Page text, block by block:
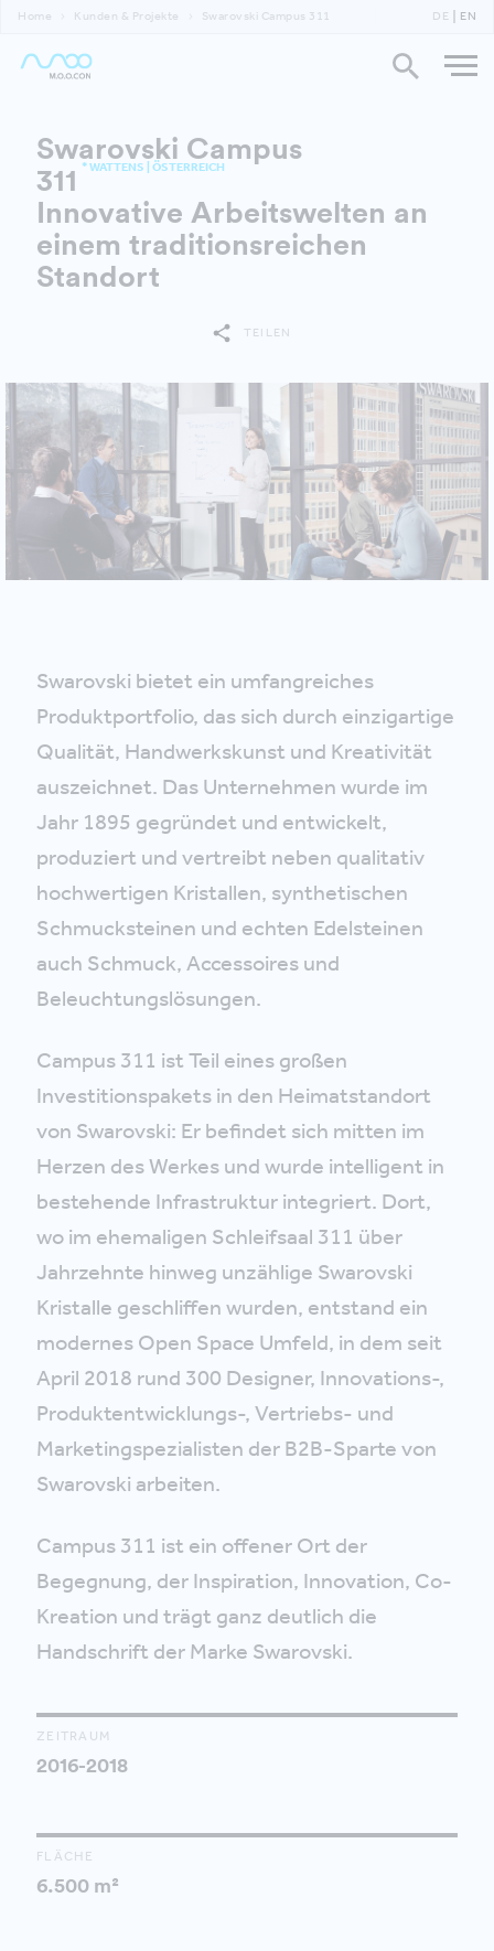
Home Kunden & Projekte Swarovski Campus 311 DE EN
Swarovski Campus
311 * WATTENS | ÖSTERREICH
Innovative Arbeitswelten an
einem traditionsreichen
Standort
TEILEN
Swarovski bietet ein umfangreiches
Produktportfolio, das sich durch einzigartige
Qualität, Handwerkskunst und Kreativität
auszeichnet. Das Unternehmen wurde im
Jahr 1895 gegründet und entwickelt,
produziert und vertreibt neben qualitativ
hochwertigen Kristallen, synthetischen
Schmucksteinen und echten Edelsteinen
auch Schmuck, Accessoires und
Beleuchtungslösungen.
Campus 311 ist Teil eines großen
Investitionspakets in den Heimatstandort
von Swarovski: Er befindet sich mitten im
Herzen des Werkes und wurde intelligent in
bestehende Infrastruktur integriert. Dort,
wo im ehemaligen Schleifsaal 311 über
Jahrzehnte hinweg unzählige Swarovski
Kristalle geschliffen wurden, entstand ein
modernes Open Space Umfeld, in dem seit
April 2018 rund 300 Designer, Innovations-,
Produktentwicklungs-, Vertriebs- und
Marketingspezialisten der B2B-Sparte von
Swarovski arbeiten.
Campus 311 ist ein offener Ort der
Begegnung, der Inspiration, Innovation, Co-
Kreation und trägt ganz deutlich die
Handschrift der Marke Swarovski.
ZEITRAUM
2016-2018
FLÄCHE
6.500 m²